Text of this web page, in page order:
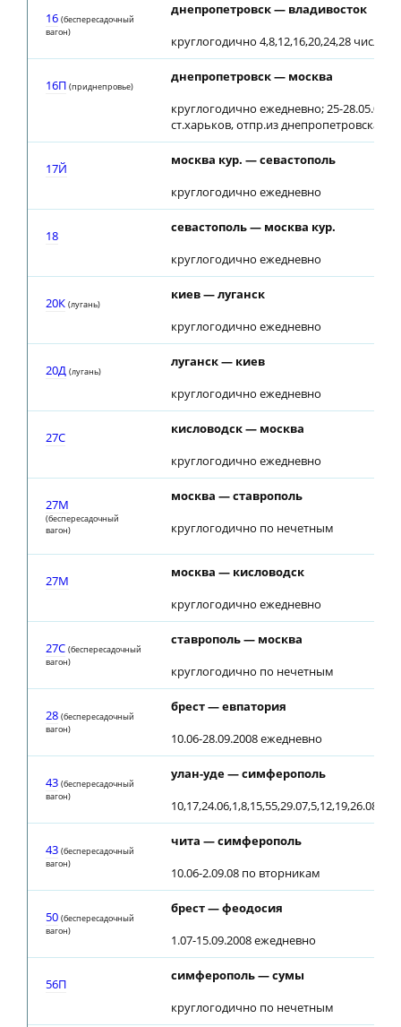
16 (беспересадочный
вагон)
днепропетровск — владивосток
круглогодично 4,8,12,16,20,24,28 числа
16П (приднепровье)
днепропетровск — москва
круглогодично ежедневно; 25-28.05.08
ст.харьков, отпр.из днепропетровска
17Й
москва кур. — севастополь
круглогодично ежедневно
18
севастополь — москва кур.
круглогодично ежедневно
20К (лугань)
киев — луганск
круглогодично ежедневно
20Д (лугань)
луганск — киев
круглогодично ежедневно
27С
кисловодск — москва
круглогодично ежедневно
27М
(беспересадочный
вагон)
москва — ставрополь
круглогодично по нечетным
27М
москва — кисловодск
круглогодично ежедневно
27С (беспересадочный
вагон)
ставрополь — москва
круглогодично по нечетным
28 (беспересадочный
вагон)
брест — евпатория
10.06-28.09.2008 ежедневно
43 (беспересадочный
вагон)
улан-уде — симферополь
43 (беспересадочный
вагон)
чита — симферополь
10.06-2.09.08 по вторникам
50 (беспересадочный
вагон)
брест — феодосия
1.07-15.09.2008 ежедневно
56П
симферополь — сумы
круглогодично по нечетным